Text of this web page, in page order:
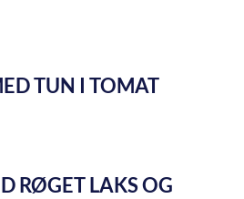
TUN I TOMAT
RØGET LAKS OG